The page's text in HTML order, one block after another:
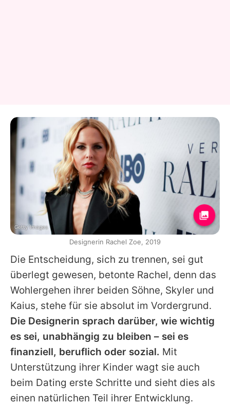
Die Entscheidung, sich zu trennen, sei gut
überlegt gewesen, betonte Rachel, denn das
Wohlergehen ihrer beiden Söhne, Skyler und
Kaius, stehe für sie absolut im Vordergrund.
Die Designerin sprach darüber, wie wichtig
es sei, unabhängig zu bleiben – sei es
finanziell, beruflich oder sozial. Mit
Unterstützung ihrer Kinder wagt sie auch
beim Dating erste Schritte und sieht dies als
einen natürlichen Teil ihrer Entwicklung.
Getty Images
Designerin Rachel Zoe, 2019